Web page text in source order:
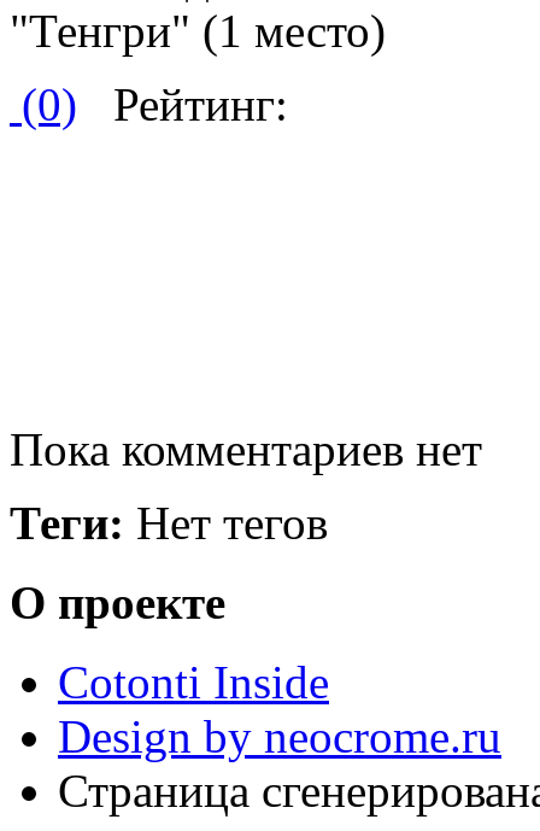
"Тенгри" (1 место)
(0) Рейтинг:
Пока комментариев нет
Теги: Нет тегов
О проекте
Cotonti Inside
Design by neocrome.ru
Страница